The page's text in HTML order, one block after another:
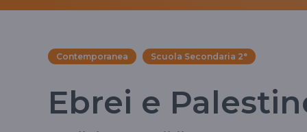
Contemporanea Scuola Secondaria 2°
Ebrei e